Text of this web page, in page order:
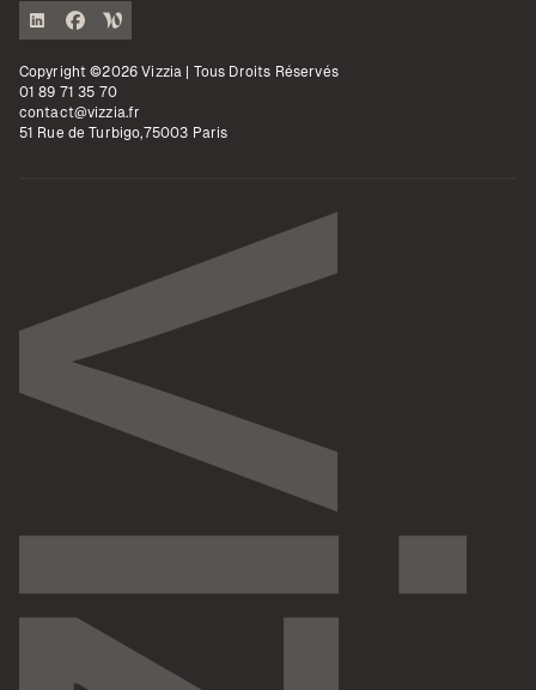
Copyright ©2026 Vizzia | Tous Droits Réservés
01 89 71 35 70
contact@vizzia.fr
51 Rue de Turbigo,75003 Paris